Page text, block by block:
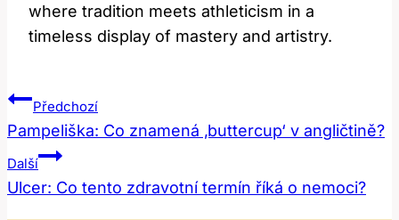
where tradition meets athleticism in a
timeless display of mastery and artistry.
Navigace
Pro
Příspěvek
Předchozí
Pampeliška: Co znamená ‚buttercup‘ v angličtině?
Další
Ulcer: Co tento zdravotní termín říká o nemoci?